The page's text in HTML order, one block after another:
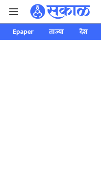
Epaper ताज्या देश